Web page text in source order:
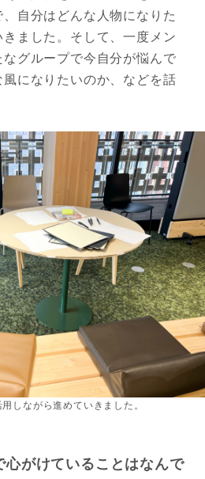
自分はどんな人物になりた
ました。そして、一度メン
グループで今自分が悩んで
になりたいのか、などを話
しながら進めていきました。
心がけていることはなんで